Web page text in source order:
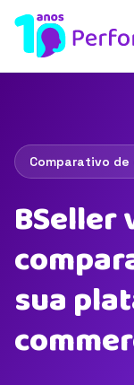
Comparativo
BSeller
sua